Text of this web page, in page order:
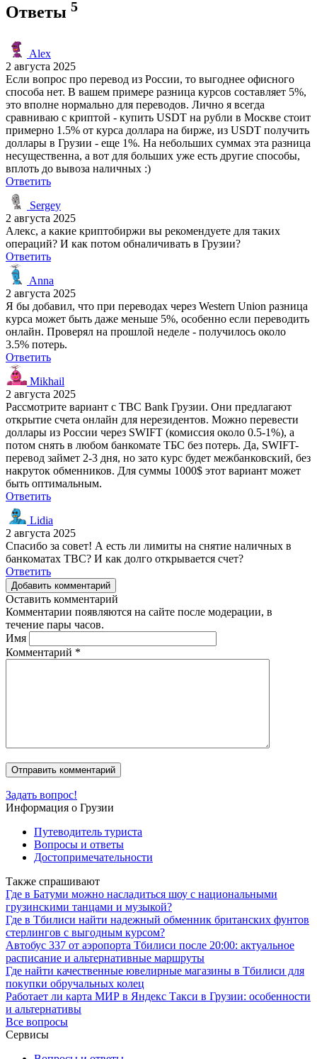
Ответы 5
Alex
2 августа 2025
Если вопрос про перевод из России, то выгоднее офисного
способа нет. В вашем примере разница курсов составляет 5%,
это вполне нормально для переводов. Лично я всегда
сравниваю с криптой - купить USDT на рубли в Москве стоит
примерно 1.5% от курса доллара на бирже, из USDT получить
доллары в Грузии - еще 1%. На небольших суммах эта разница
несущественна, а вот для больших уже есть другие способы,
вплоть до вывоза наличных :)
Ответить
Sergey
2 августа 2025
Алекс, а какие криптобиржи вы рекомендуете для таких
операций? И как потом обналичивать в Грузии?
Ответить
Anna
2 августа 2025
Я бы добавил, что при переводах через Western Union разница
курса может быть даже меньше 5%, особенно если переводить
онлайн. Проверял на прошлой неделе - получилось около
3.5% потерь.
Ответить
Mikhail
2 августа 2025
Рассмотрите вариант с TBC Bank Грузии. Они предлагают
открытие счета онлайн для нерезидентов. Можно перевести
доллары из России через SWIFT (комиссия около 0.5-1%), а
потом снять в любом банкомате ТБС без потерь. Да, SWIFT-
перевод займет 2-3 дня, но зато курс будет межбанковский, без
накруток обменников. Для суммы 1000$ этот вариант может
быть оптимальным.
Ответить
Lidia
2 августа 2025
Спасибо за совет! А есть ли лимиты на снятие наличных в
банкоматах TBC? И как долго открывается счет?
Ответить
Добавить комментарий
Оставить комментарий
Комментарии появляются на сайте после модерации, в
течение пары часов.
Имя
Комментарий *
Задать вопрос!
Информация о Грузии
Путеводитель туриста
Вопросы и ответы
Достопримечательности
Также спрашивают
Где в Батуми можно насладиться шоу с национальными
грузинскими танцами и музыкой?
Где в Тбилиси найти надежный обменник британских фунтов
стерлингов с выгодным курсом?
Автобус 337 от аэропорта Тбилиси после 20:00: актуальное
расписание и альтернативные маршруты
Где найти качественные ювелирные магазины в Тбилиси для
покупки обручальных колец
Работает ли карта МИР в Яндекс Такси в Грузии: особенности
и альтернативы
Все вопросы
Сервисы